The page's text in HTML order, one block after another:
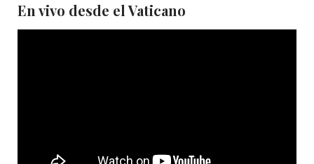
En vivo desde el Vaticano